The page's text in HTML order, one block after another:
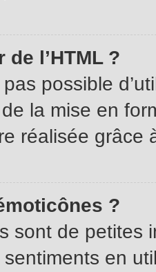
l’HTML ?
possible
la mise en
réalisée grâce
?
sont de petites
sentiments en